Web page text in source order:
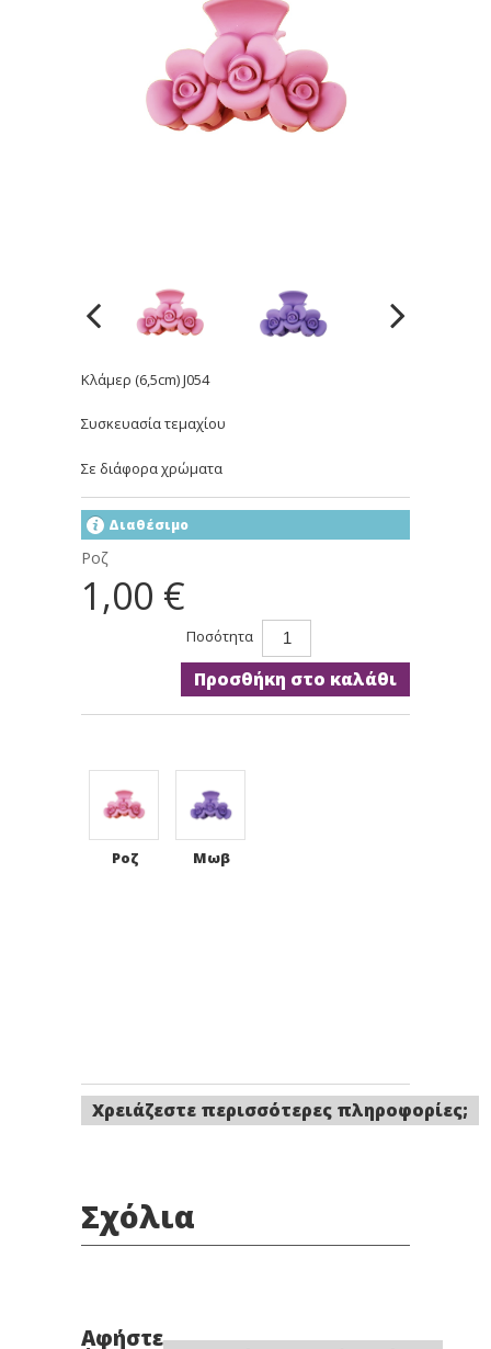
Κλάμερ (6,5cm) J054
Συσκευασία τεμαχίου
Σε διάφορα χρώματα
Διαθέσιμο
Ροζ
1,00 €
Ποσότητα
Προσθήκη στο καλάθι
Ροζ Μωβ
Χρειάζεστε περισσότερες πληροφορίες;
Σχόλια
Αφήστε